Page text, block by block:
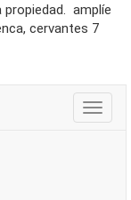
amplíe
cervantes 7